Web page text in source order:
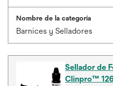
Nombre de la categoría
Barnices y Selladores
Sellador de
Clinpro™